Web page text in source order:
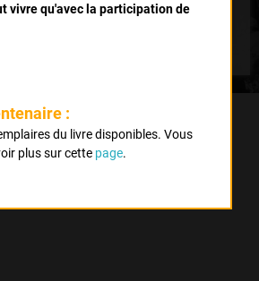
10
vivre qu'avec la participation de
:
du livre disponibles. Vous
plus sur cette page.